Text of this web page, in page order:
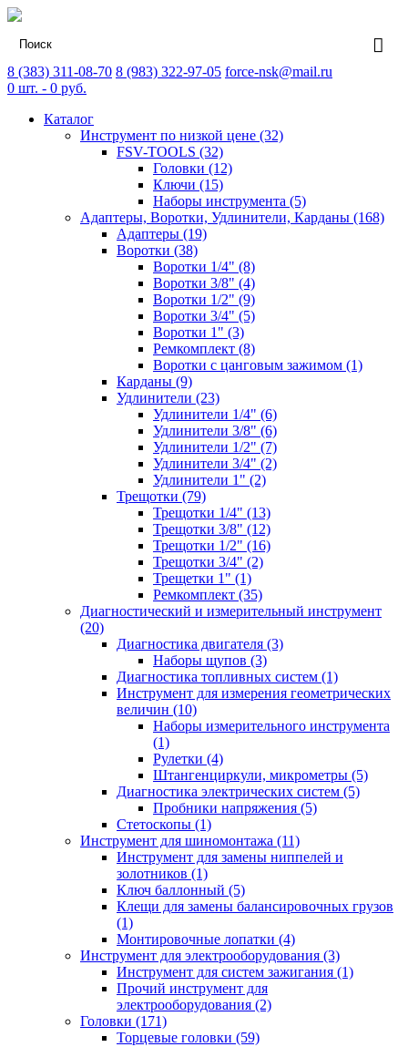
8 (383) 311-08-70 8 (983) 322-97-05 force-nsk@mail.ru
0 шт. - 0 руб.
Каталог
Инструмент по низкой цене (32)
FSV-TOOLS (32)
Головки (12)
Ключи (15)
Наборы инструмента (5)
Адаптеры, Воротки, Удлинители, Карданы (168)
Адаптеры (19)
Воротки (38)
Воротки 1/4" (8)
Воротки 3/8" (4)
Воротки 1/2" (9)
Воротки 3/4" (5)
Воротки 1" (3)
Ремкомплект (8)
Воротки с цанговым зажимом (1)
Карданы (9)
Удлинители (23)
Удлинители 1/4" (6)
Удлинители 3/8" (6)
Удлинители 1/2" (7)
Удлинители 3/4" (2)
Удлинители 1" (2)
Трещотки (79)
Трещотки 1/4" (13)
Трещотки 3/8" (12)
Трещотки 1/2" (16)
Трещотки 3/4" (2)
Трещетки 1" (1)
Ремкомплект (35)
Диагностический и измерительный инструмент
(20)
Диагностика двигателя (3)
Наборы щупов (3)
Диагностика топливных систем (1)
Инструмент для измерения геометрических
величин (10)
Наборы измерительного инструмента
(1)
Рулетки (4)
Штангенциркули, микрометры (5)
Диагностика электрических систем (5)
Пробники напряжения (5)
Стетоскопы (1)
Инструмент для шиномонтажа (11)
Инструмент для замены ниппелей и
золотников (1)
Ключ баллонный (5)
Клещи для замены балансировочных грузов
(1)
Монтировочные лопатки (4)
Инструмент для электрооборудования (3)
Инструмент для систем зажигания (1)
Прочий инструмент для
электрооборудования (2)
Головки (171)
Торцевые головки (59)